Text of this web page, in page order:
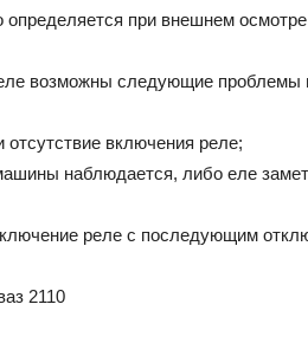
при внешнем
возможны следующие проблемы
отсутствие включения реле;
наблюдается, либо еле
реле с последующим